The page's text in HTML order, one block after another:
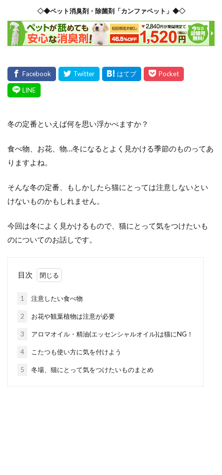
◇◆ペット消臭剤・除菌剤「カンファペット」◆◇
冬の定番といえば何を思い浮かべますか？
食べ物、お花、物…冬になるとよく見かける季節のものってあ
りますよね。
そんな冬の定番、もしかしたら猫にとっては注意しないとい
けないものかもしれません。
今回は冬によく見かけるもので、猫にとって気をつけたいも
のについてのお話しです。
目次
1 注意したい食べ物
2 お花や観葉植物は注意が必要
3 アロマオイル・精油(エッセンシャルオイル)は猫にNG！
4 こたつも使い方に気を付けよう
5 冬場、猫にとって気をつけたいものまとめ